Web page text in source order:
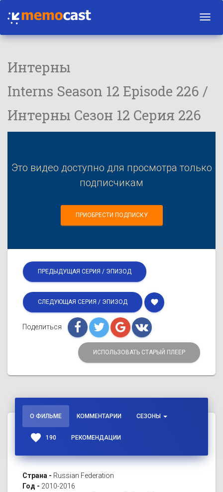
Интерны
Interns Season 12 Episode 226 /
Интерны Сезон 12 Серия 226
Это видео доступно для просмотра только
подписчикам
ПРИОБРЕСТИ ПОДПИСКУ
ПРЕДЫДУЩАЯ СЕРИЯ / ЭПИЗОД
СЛЕДУЮЩАЯ СЕРИЯ / ЭПИЗОД favorite
Поделиться
ИСПОЛЬЗОВАТЬ СТАРЫЙ ПЛЕЕР
О ФИЛЬМЕ КОММЕНТАРИИ СЕЗОНЫ
favorite 190 РЕКОМЕНДАЦИИ
Страна - Russian Federation
Год - 2010-2016